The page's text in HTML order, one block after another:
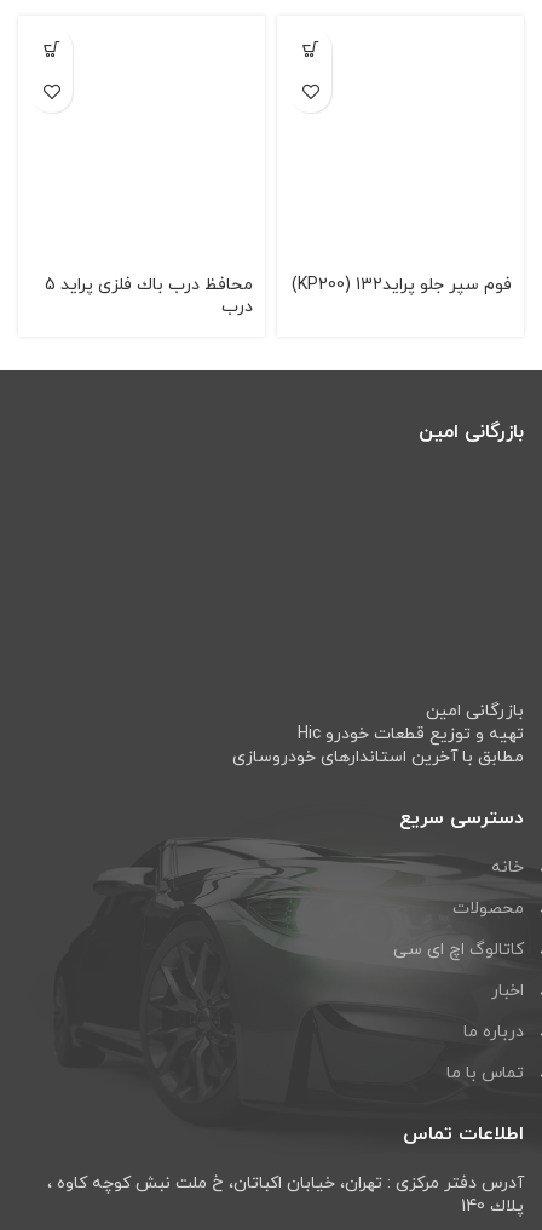
فوم سپر جلو پراید132 (KP200)
محافظ درب باك فلزی پراید 5
درب
بازرگانی امین
بازرگانی امین
تهیه و توزیع قطعات خودرو Hic
مطابق با آخرین استاندارهای خودروسازی
دسترسی سریع
خانه
محصولات
کاتالوگ اچ ای سی
اخبار
درباره ما
تماس با ما
اطلاعات تماس
آدرس دفتر مرکزی : تهران، خيابان اكباتان، خ ملت نبش كوچه كاوه ،
پلاك 140